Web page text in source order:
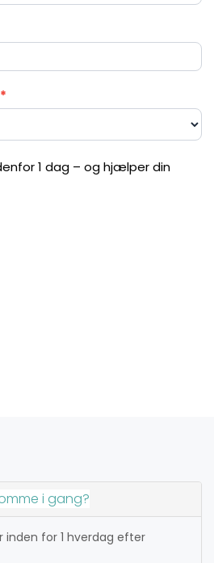
*
1 dag – og hjælper din
i gang?
for 1 hverdag efter